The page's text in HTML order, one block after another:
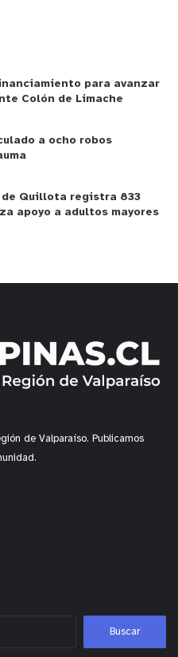
para avanzar
Colón de Limache
a ocho robos
Quillota registra 833
apoyo a adultos mayores
de Valparaíso. Publicamos